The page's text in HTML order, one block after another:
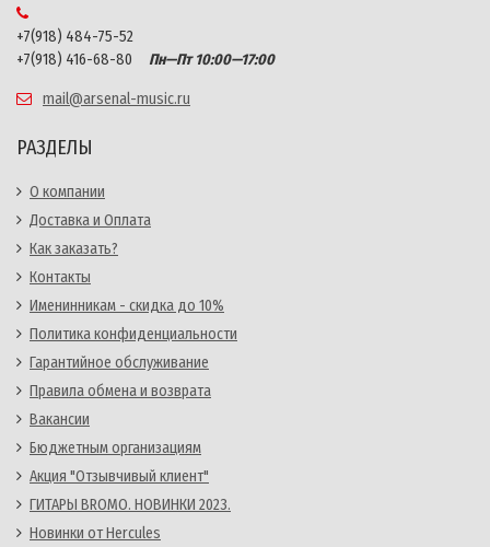
+7(918) 484-75-52
+7(918) 416-68-80
Пн—Пт 10:00—17:00
mail@arsenal-music.ru
РАЗДЕЛЫ
О компании
Доставка и Оплата
Как заказать?
Контакты
Именинникам - скидка до 10%
Политика конфиденциальности
Гарантийное обслуживание
Правила обмена и возврата
Вакансии
Бюджетным организациям
Акция "Отзывчивый клиент"
ГИТАРЫ BROMO. НОВИНКИ 2023.
Новинки от Hercules